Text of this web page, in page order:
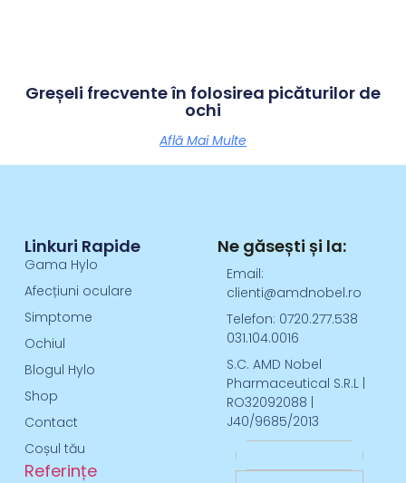
Greșeli frecvente în folosirea picăturilor de
ochi
Află Mai Multe
Linkuri Rapide
Gama Hylo
Afecțiuni oculare
Simptome
Ochiul
Blogul Hylo
Shop
Contact
Coșul tău
Referințe
Ne găsești și la:
Email:
clienti@amdnobel.ro
Telefon: 0720.277.538
031.104.0016
S.C. AMD Nobel
Pharmaceutical S.R.L |
RO32092088 |
J40/9685/2013